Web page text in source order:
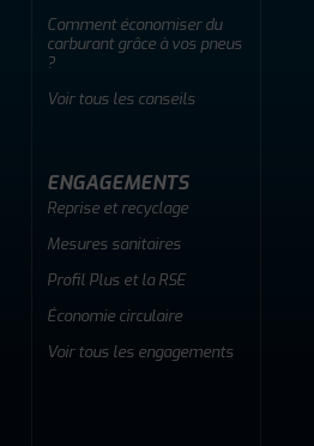
Comment économiser du
carburant grâce à vos pneus
?
Voir tous les conseils
ENGAGEMENTS
Reprise et recyclage
Mesures sanitaires
Profil Plus et la RSE
Économie circulaire
Voir tous les engagements